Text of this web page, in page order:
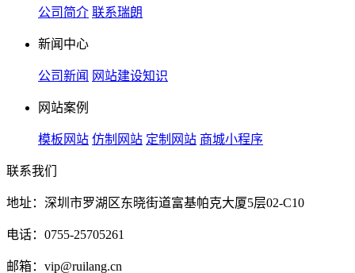
公司简介 联系瑞朗
新闻中心
公司新闻 网站建设知识
网站案例
模板网站 仿制网站 定制网站 商城小程序
联系我们
地址：深圳市罗湖区东晓街道富基帕克大厦5层02-C10
电话：0755-25705261
邮箱：vip@ruilang.cn